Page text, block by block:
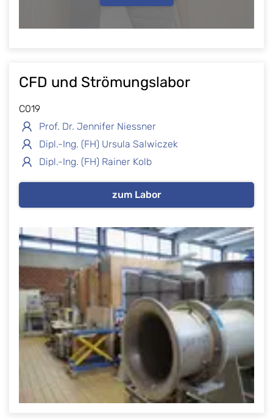
CFD und Strömungslabor
C019
Prof. Dr. Jennifer Niessner
Dipl.-Ing. (FH) Ursula Salwiczek
Dipl.-Ing. (FH) Rainer Kolb
zum Labor